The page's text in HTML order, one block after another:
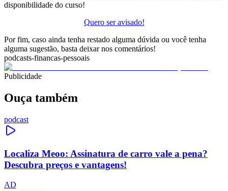
disponibilidade do curso!
Quero ser avisado!
Por fim, caso ainda tenha restado alguma dúvida ou você tenha
alguma sugestão, basta deixar nos comentários!
podcasts-financas-pessoais
Publicidade
Ouça também
podcast
Localiza Meoo: Assinatura de carro vale a pena?
Descubra preços e vantagens!
AD